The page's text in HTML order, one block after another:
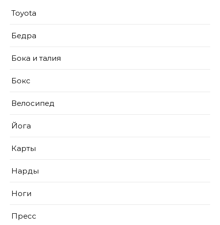
Toyota
Бедра
Бока и талия
Бокс
Велосипед
Йога
Карты
Нарды
Ноги
Пресс